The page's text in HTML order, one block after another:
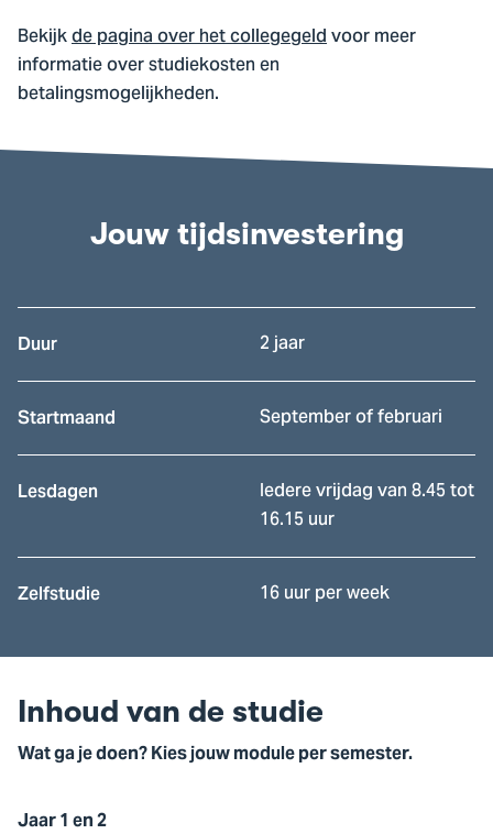
Bekijkde pagina over het collegegeldvoor meer
informatie over studiekosten en
betalingsmogelijkheden.
Jouw tijdsinvestering
Duur 2 jaar
Startmaand September of februari
Lesdagen Iedere vrijdag van 8.45 tot
16.15 uur
Zelfstudie 16 uur per week
Inhoud van de studie
Wat ga je doen? Kies jouw module per semester.
Jaar 1 en 2